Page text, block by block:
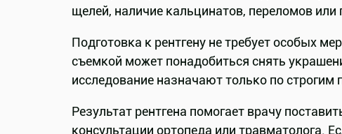
щелей, наличие кальцинатов, переломов
Подготовка к рентгену не требует особых
съемкой может понадобиться снять
исследование назначают только по
Результат рентгена помогает врачу
консультации ортопеда или травматолога.